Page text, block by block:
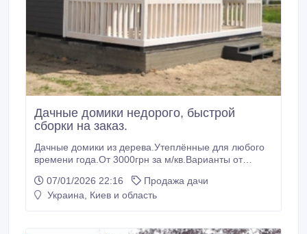
Дачные домики недорого, быстрой
сборки на заказ.
Дачные домики из дерева.Утеплённые для любого
времени года.От 3000грн за м/кв.Варианты от
Киевской области входит в общую цену. Сборка на
участке заказчика за 2дня. Любые размеры, отделка
07/01/2026 22:16
Продажа дачи
Украина, Киев и область